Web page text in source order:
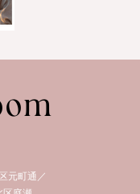
元町通／